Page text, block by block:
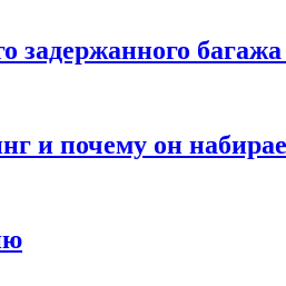
задержанного
и почему он